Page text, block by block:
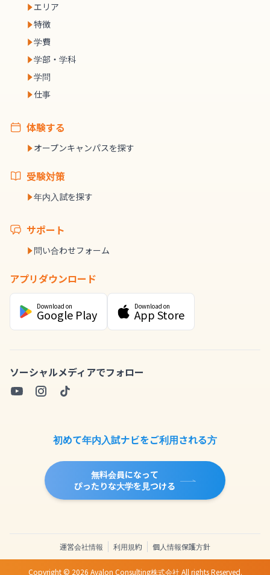
エリア
特徴
学費
学部・学科
学問
仕事
体験する
オープンキャンパスを探す
受験対策
年内入試を探す
サポート
問い合わせフォーム
アプリダウンロード
Download on
Google Play
Download on
App Store
ソーシャルメディアでフォロー
初めて年内入試ナビをご利用される方
無料会員になって
ぴったりな大学を見つける
運営会社情報 利用規約 個人情報保護方針
Copyright © 2026 Avalon Consulting株式会社 All rights Reserved.